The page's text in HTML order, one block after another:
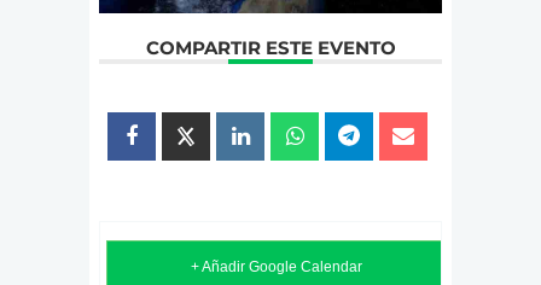
COMPARTIR ESTE EVENTO
+ Añadir Google Calendar